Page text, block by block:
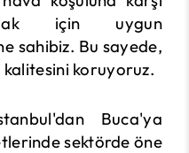
için uygun
sahibiz. Bu sayede,
kalitesini koruyoruz.
Buca'ya
sektörde öne